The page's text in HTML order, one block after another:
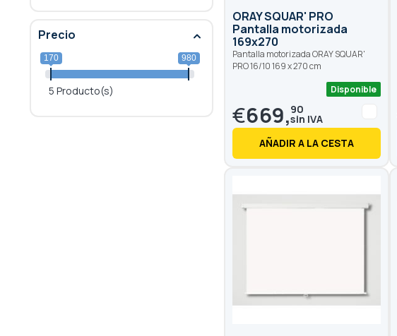
ORAY SQUAR' PRO
Pantalla motorizada
169x270
Pantalla motorizada ORAY SQUAR'
PRO 16/10 169 x 270 cm
Disponible
€669,90
AÑADIR A LA CESTA
Precio
170 980
5 Producto(s)